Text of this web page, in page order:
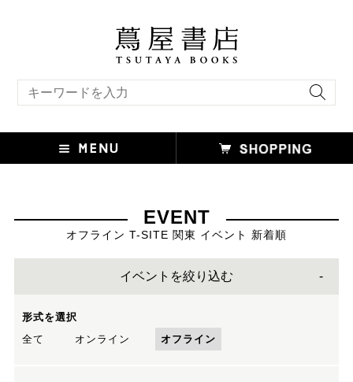
EVENT
オフライン T-SITE 関東 イベント 新着順
イベントを絞り込む
形式を選択
全て
オンライン オフライン